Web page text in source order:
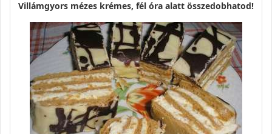
Villámgyors mézes krémes, fél óra alatt összedobhatod!